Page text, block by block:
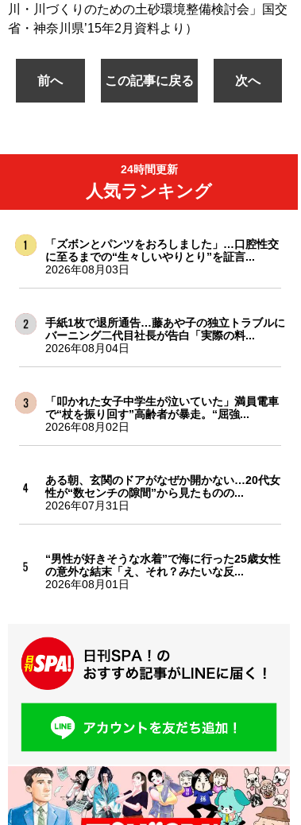
川・川づくりのための土砂環境整備検討会」国交
省・神奈川県’15年2月資料より）
前へ この記事に戻る 次へ
24時間更新
人気ランキング
「ズボンとパンツをおろしました」…口腔性交
に至るまでの“生々しいやりとり”を証言...
2026年08月03日
手紙1枚で退所通告…藤あや子の独立トラブルに
バーニング二代目社長が告白「実際の料...
2026年08月04日
「叩かれた女子中学生が泣いていた」満員電車
で“杖を振り回す”高齢者が暴走。“屈強...
2026年08月02日
ある朝、玄関のドアがなぜか開かない…20代女
性が“数センチの隙間”から見たものの...
2026年07月31日
“男性が好きそうな水着”で海に行った25歳女性
の意外な結末「え、それ？みたいな反...
2026年08月01日